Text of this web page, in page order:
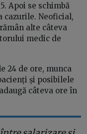
Apoi se schimbă
cazurile. Neoficial,
alte câteva
medic de
24 de ore, munca
și posibilele
câteva ore în